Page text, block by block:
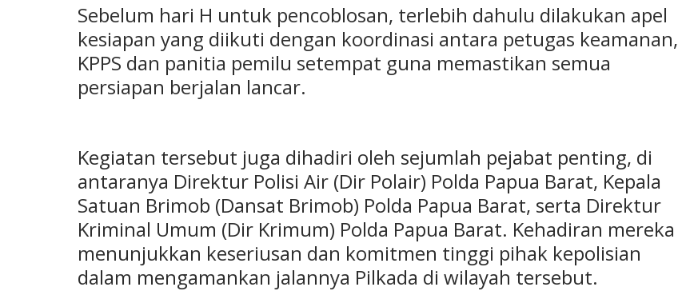
Sebelum hari H untuk pencoblosan, terlebih dahulu dilakukan apel
kesiapan yang diikuti dengan koordinasi antara petugas keamanan,
KPPS dan panitia pemilu setempat guna memastikan semua
persiapan berjalan lancar.
Kegiatan tersebut juga dihadiri oleh sejumlah pejabat penting, di
antaranya Direktur Polisi Air (Dir Polair) Polda Papua Barat, Kepala
Satuan Brimob (Dansat Brimob) Polda Papua Barat, serta Direktur
Kriminal Umum (Dir Krimum) Polda Papua Barat. Kehadiran mereka
menunjukkan keseriusan dan komitmen tinggi pihak kepolisian
dalam mengamankan jalannya Pilkada di wilayah tersebut.